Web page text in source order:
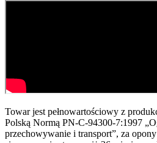
Towar jest pełnowartościowy z
Polską Normą PN-C-94300-7:1997
przechowywanie i transport”, za